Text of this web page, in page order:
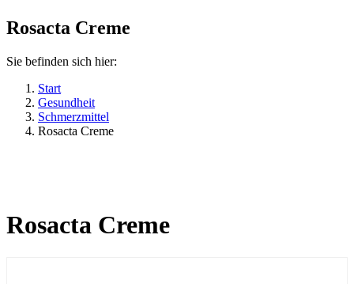
Rosacta Creme
Sie befinden sich hier:
Start
Gesundheit
Schmerzmittel
Rosacta Creme
Rosacta Creme